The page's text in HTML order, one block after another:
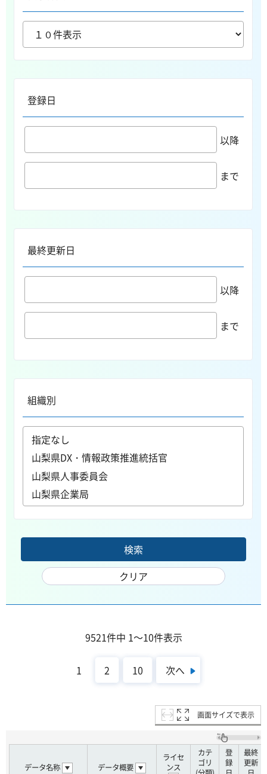
登録日
以降
まで
最終更新日
以降
まで
組織別
9521件中 1～10件表示
1 2 10 次へ
画面サイズで表示
データ名称 データ概要
ライセ
ンス
カテ
ゴリ
登
録
最終
更新